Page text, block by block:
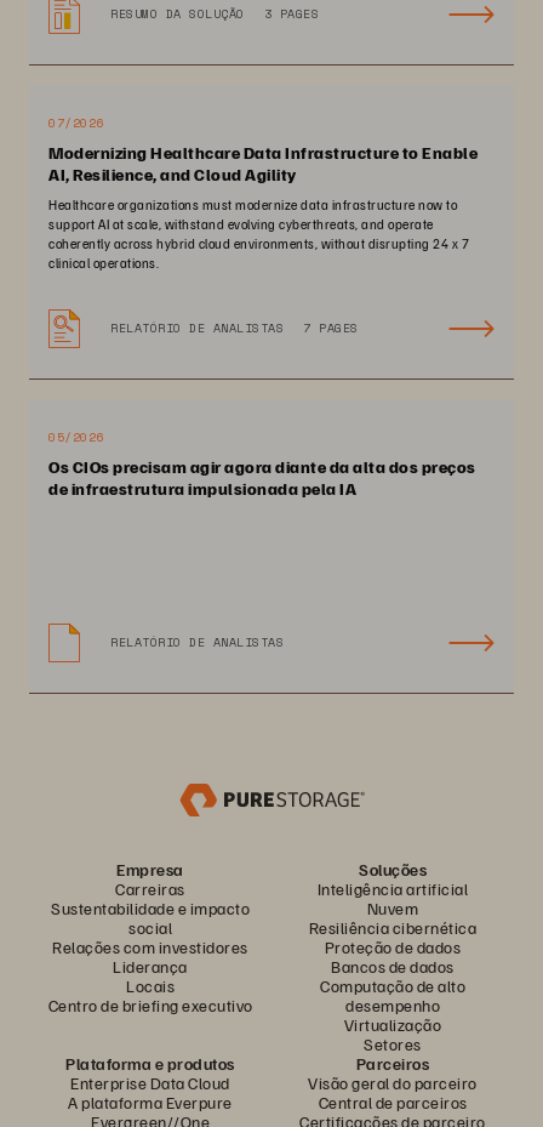
RESUMO DA SOLUÇÃO 3 PAGES
07/2026
Modernizing Healthcare Data Infrastructure to Enable
AI, Resilience, and Cloud Agility
Healthcare organizations must modernize data infrastructure now to
support AI at scale, withstand evolving cyberthreats, and operate
coherently across hybrid cloud environments, without disrupting 24 x 7
clinical operations.
RELATÓRIO DE ANALISTAS 7 PAGES
05/2026
Os CIOs precisam agir agora diante da alta dos preços
de infraestrutura impulsionada pela IA
RELATÓRIO DE ANALISTAS
Empresa
Carreiras
Sustentabilidade e impacto
social
Relações com investidores
Liderança
Locais
Centro de briefing executivo
Soluções
Inteligência artificial
Nuvem
Resiliência cibernética
Proteção de dados
Bancos de dados
Computação de alto
desempenho
Virtualização
Setores
Plataforma e produtos
Enterprise Data Cloud
A plataforma Everpure
Evergreen//One
Parceiros
Visão geral do parceiro
Central de parceiros
Certificações de parceiro